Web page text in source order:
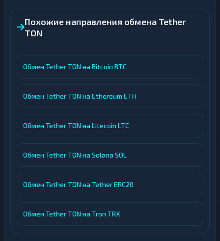
Похожие направления обмена Tether
TON
Обмен Tether TON на Bitcoin BTC
Обмен Tether TON на Ethereum ETH
Обмен Tether TON на Litecoin LTC
Обмен Tether TON на Solana SOL
Обмен Tether TON на Tether ERC20
Обмен Tether TON на Tron TRX